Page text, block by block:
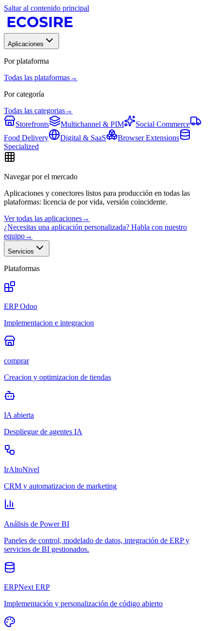
Saltar al contenido principal
Aplicaciones
Por plataforma
Todas las plataformas→
Por categoría
Todas las categorias→
Storefronts
Multichannel & PIM
Social Commerce
Food Delivery
Digital & SaaS
Browser Extensions
Specialized
Navegar por el mercado
Aplicaciones y conectores listos para producción en todas las
plataformas: licencia de por vida, versión coincidente.
Ver todas las aplicaciones→
¿Necesitas una aplicación personalizada? Habla con nuestro
equipo→
Servicios
Plataformas
ERP Odoo
Implementacion e integracion
comprar
Creacion y optimizacion de tiendas
IA abierta
Despliegue de agentes IA
IrAltoNivel
CRM y automatizacion de marketing
Análisis de Power BI
Paneles de control, modelado de datos, integración de ERP y
servicios de BI gestionados.
ERPNext ERP
Implementación y personalización de código abierto